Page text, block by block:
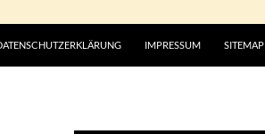
IMPRESSUM SITEMAP